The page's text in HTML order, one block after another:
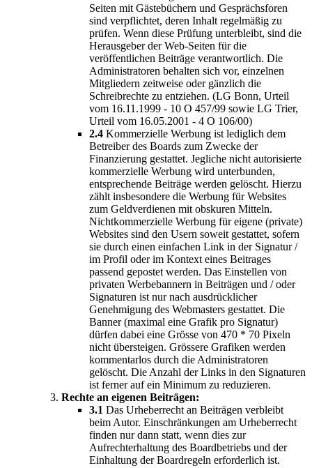
Seiten mit Gästebüchern und Gesprächsforen
sind verpflichtet, deren Inhalt regelmäßig zu
prüfen. Wenn diese Prüfung unterbleibt, sind die
Herausgeber der Web-Seiten für die
veröffentlichen Beiträge verantwortlich. Die
Administratoren behalten sich vor, einzelnen
Mitgliedern zeitweise oder gänzlich die
Schreibrechte zu entziehen. (LG Bonn, Urteil
vom 16.11.1999 - 10 O 457/99 sowie LG Trier,
Urteil vom 16.05.2001 - 4 O 106/00)
2.4 Kommerzielle Werbung ist lediglich dem
Betreiber des Boards zum Zwecke der
Finanzierung gestattet. Jegliche nicht autorisierte
kommerzielle Werbung wird unterbunden,
entsprechende Beiträge werden gelöscht. Hierzu
zählt insbesondere die Werbung für Websites
zum Geldverdienen mit obskuren Mitteln.
Nichtkommerzielle Werbung für eigene (private)
Websites sind den Usern soweit gestattet, sofern
sie durch einen einfachen Link in der Signatur /
im Profil oder im Kontext eines Beitrages
passend gepostet werden. Das Einstellen von
privaten Werbebannern in Beiträgen und / oder
Signaturen ist nur nach ausdrücklicher
Genehmigung des Webmasters gestattet. Die
Banner (maximal eine Grafik pro Signatur)
dürfen dabei eine Grösse von 470 * 70 Pixeln
nicht übersteigen. Grössere Grafiken werden
kommentarlos durch die Administratoren
gelöscht. Die Anzahl der Links in den Signaturen
ist ferner auf ein Minimum zu reduzieren.
Rechte an eigenen Beiträgen:
3.1 Das Urheberrecht an Beiträgen verbleibt
beim Autor. Einschränkungen am Urheberrecht
finden nur dann statt, wenn dies zur
Aufrechterhaltung des Boardbetriebs und der
Einhaltung der Boardregeln erforderlich ist.